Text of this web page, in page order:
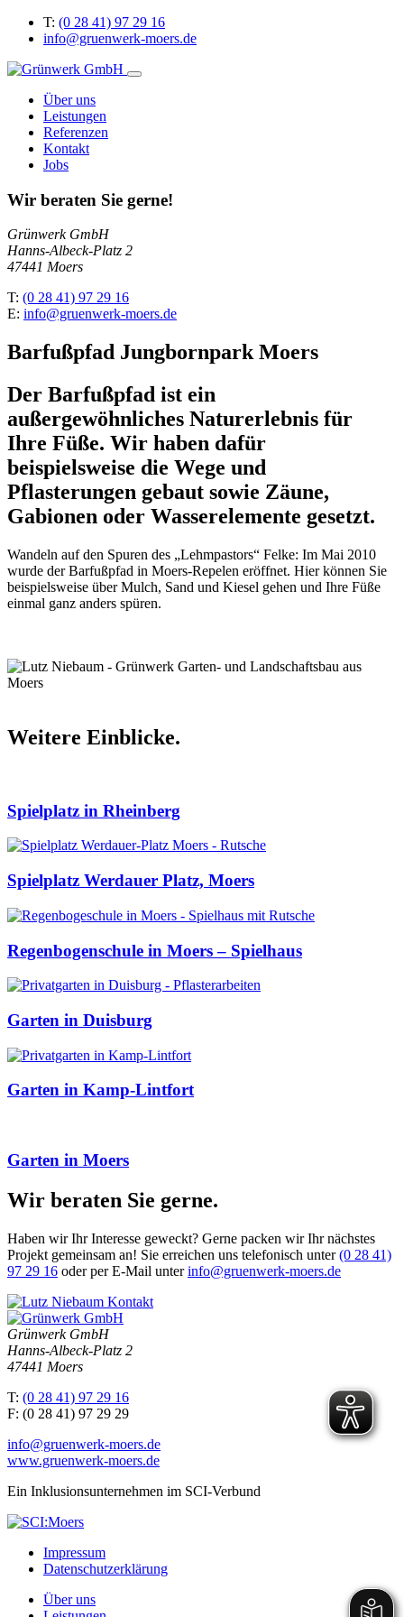
T: (0 28 41) 97 29 16
info@gruenwerk-moers.de
Über uns
Leistungen
Referenzen
Kontakt
Jobs
Wir beraten Sie gerne!
Grünwerk GmbH
Hanns-Albeck-Platz 2
47441 Moers
T: (0 28 41) 97 29 16
E: info@gruenwerk-moers.de
Barfußpfad Jungbornpark Moers
Der Barfußpfad ist ein
außergewöhnliches Naturerlebnis für
Ihre Füße. Wir haben dafür
beispielsweise die Wege und
Pflasterungen gebaut sowie Zäune,
Gabionen oder Wasserelemente gesetzt.
Wandeln auf den Spuren des „Lehmpastors“ Felke: Im Mai 2010
wurde der Barfußpfad in Moers-Repelen eröffnet. Hier können Sie
beispielsweise über Mulch, Sand und Kiesel gehen und Ihre Füße
einmal ganz anders spüren.
Weitere Einblicke.
Spielplatz in Rheinberg
Spielplatz Werdauer Platz, Moers
Regenbogenschule in Moers – Spielhaus
Garten in Duisburg
Garten in Kamp-Lintfort
Garten in Moers
Wir beraten Sie gerne.
Haben wir Ihr Interesse geweckt? Gerne packen wir Ihr nächstes
Projekt gemeinsam an! Sie erreichen uns telefonisch unter(0 28 41)
97 29 16 oder per E-Mail unterinfo@gruenwerk-moers.de
Kontakt
Grünwerk GmbH
Hanns-Albeck-Platz 2
47441 Moers
T: (0 28 41) 97 29 16
F: (0 28 41) 97 29 29
info@gruenwerk-moers.de
www.gruenwerk-moers.de
Ein Inklusionsunternehmen im SCI-Verbund
Impressum
Datenschutzerklärung
Über uns